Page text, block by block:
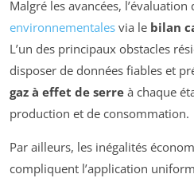
Malgré les avancées, l’évaluation
environnementales via le bilan
L’un des principaux obstacles
disposer de données fiables et
gaz à effet de serre à chaque
production et de consommation.
Par ailleurs, les inégalités
compliquent l’application